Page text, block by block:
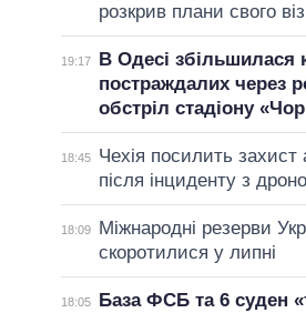
розкрив плани свого
19:17
В Одесі збільшилася
постраждалих через
обстріл стадіону
18:45
Чехія посилить захист
після інциденту з
18:09
Міжнародні резерви
скоротилися у липні
18:05
База ФСБ та 6 суден